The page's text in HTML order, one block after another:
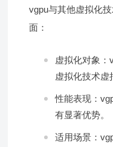
vgpu与其他虚拟化
面：
虚拟化对象
虚拟化技术虚
性能表现：
有显著优势。
适用场景：